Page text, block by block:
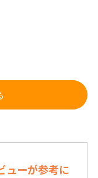
ューが参考に